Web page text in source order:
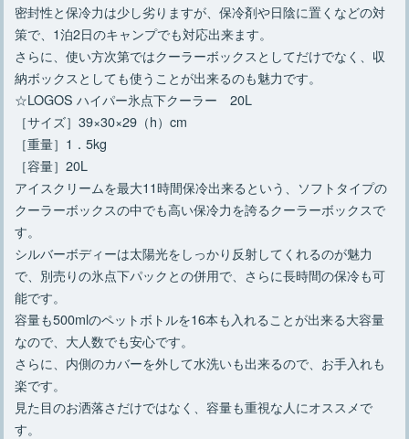
密封性と保冷力は少し劣りますが、保冷剤や日陰に置くなどの対
策で、1泊2日のキャンプでも対応出来ます。
さらに、使い方次第ではクーラーボックスとしてだけでなく、収
納ボックスとしても使うことが出来るのも魅力です。
☆LOGOS ハイパー氷点下クーラー 20L
［サイズ］39×30×29（h）cm
［重量］1．5kg
［容量］20L
アイスクリームを最大11時間保冷出来るという、ソフトタイプの
クーラーボックスの中でも高い保冷力を誇るクーラーボックスで
す。
シルバーボディーは太陽光をしっかり反射してくれるのが魅力
で、別売りの氷点下パックとの併用で、さらに長時間の保冷も可
能です。
容量も500mlのペットボトルを16本も入れることが出来る大容量
なので、大人数でも安心です。
さらに、内側のカバーを外して水洗いも出来るので、お手入れも
楽です。
見た目のお洒落さだけではなく、容量も重視な人にオススメで
す。